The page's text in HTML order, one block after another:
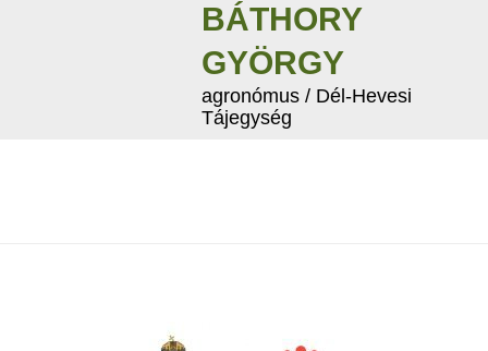
BÁTHORY
GYÖRGY
agronómus / Dél-Hevesi
Tájegység